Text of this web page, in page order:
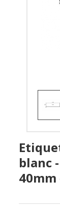
blanc
40mm